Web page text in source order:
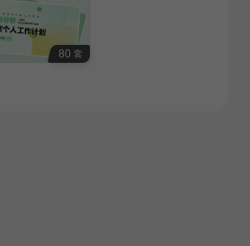
80 套